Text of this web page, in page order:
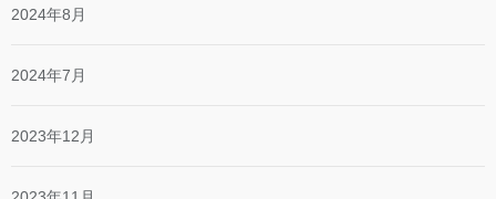
2024年8月
2024年7月
2023年12月